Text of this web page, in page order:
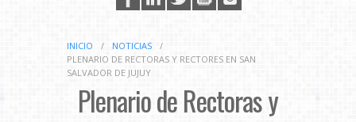
INICIO / NOTICIAS
/
PLENARIO DE RECTORAS Y RECTORES EN SAN
SALVADOR DE JUJUY
Plenario de Rectoras y